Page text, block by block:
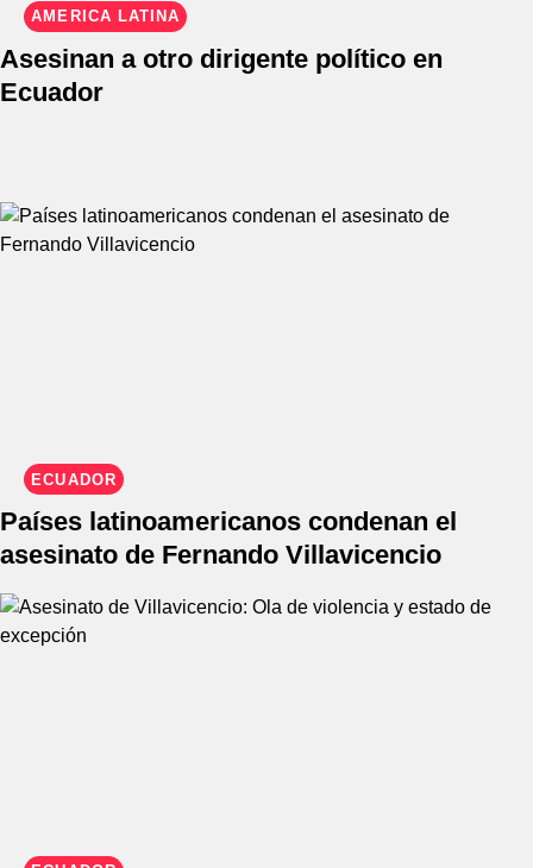
AMÉRICA LATINA
Asesinan a otro dirigente político en
Ecuador
ECUADOR
Países latinoamericanos condenan el
asesinato de Fernando Villavicencio